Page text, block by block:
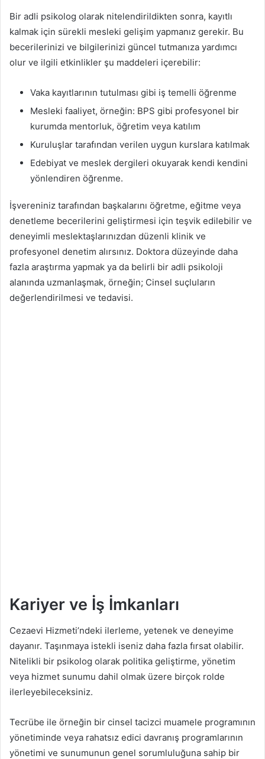
Bir adli psikolog olarak nitelendirildikten sonra, kayıtlı
kalmak için sürekli mesleki gelişim yapmanız gerekir. Bu
becerilerinizi ve bilgilerinizi güncel tutmanıza yardımcı
olur ve ilgili etkinlikler şu maddeleri içerebilir:
Vaka kayıtlarının tutulması gibi iş temelli öğrenme
Mesleki faaliyet, örneğin: BPS gibi profesyonel bir
kurumda mentorluk, öğretim veya katılım
Kuruluşlar tarafından verilen uygun kurslara katılmak
Edebiyat ve meslek dergileri okuyarak kendi kendini
yönlendiren öğrenme.
İşvereniniz tarafından başkalarını öğretme, eğitme veya
denetleme becerilerini geliştirmesi için teşvik edilebilir ve
deneyimli meslektaşlarınızdan düzenli klinik ve
profesyonel denetim alırsınız. Doktora düzeyinde daha
fazla araştırma yapmak ya da belirli bir adli psikoloji
alanında uzmanlaşmak, örneğin; Cinsel suçluların
değerlendirilmesi ve tedavisi.
Kariyer ve İş İmkanları
Cezaevi Hizmeti’ndeki ilerleme, yetenek ve deneyime
dayanır. Taşınmaya istekli iseniz daha fazla fırsat olabilir.
Nitelikli bir psikolog olarak politika geliştirme, yönetim
veya hizmet sunumu dahil olmak üzere birçok rolde
ilerleyebileceksiniz.
Tecrübe ile örneğin bir cinsel tacizci muamele programının
yönetiminde veya rahatsız edici davranış programlarının
yönetimi ve sunumunun genel sorumluluğuna sahip bir